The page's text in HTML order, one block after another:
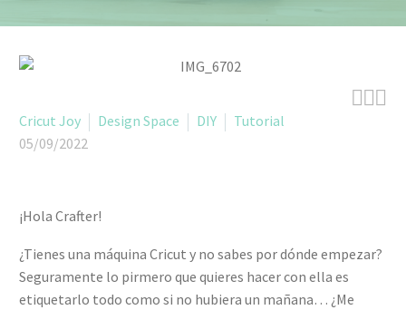

Cricut Joy Design Space DIY
Tutorial
05/09/2022
¡Hola Crafter!
¿Tienes una máquina Cricut y no sabes por dónde empezar?
Seguramente lo pirmero que quieres hacer con ella es
etiquetarlo todo como si no hubiera un mañana… ¿Me